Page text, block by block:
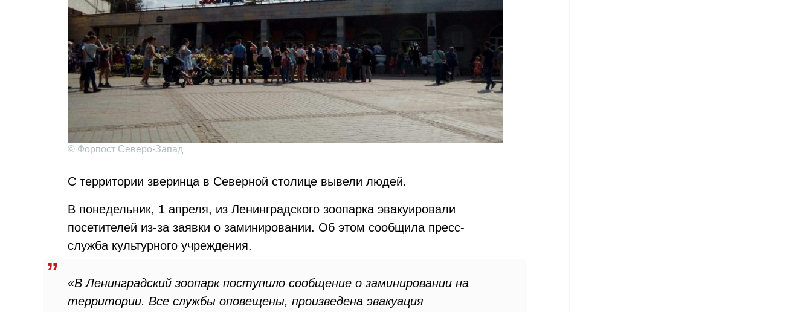
© Форпост Северо-Запад
С территории зверинца в Северной столице вывели людей.
В понедельник, 1 апреля, из Ленинградского зоопарка эвакуировали
посетителей из-за заявки о заминировании. Об этом сообщила пресс-
служба культурного учреждения.
«В Ленинградский зоопарк поступило сообщение о заминировании на
территории. Все службы оповещены, произведена эвакуация